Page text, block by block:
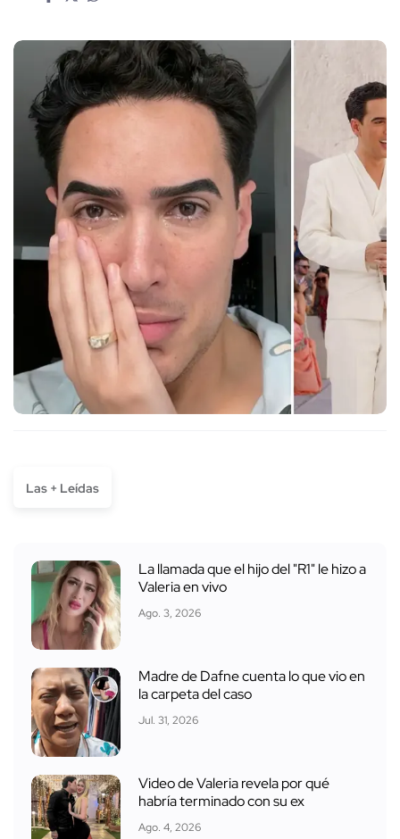
Las + Leídas
La llamada que el hijo del "R1" le hizo a
Valeria en vivo
Ago. 3, 2026
Madre de Dafne cuenta lo que vio en
la carpeta del caso
Jul. 31, 2026
Video de Valeria revela por qué
habría terminado con su ex
Ago. 4, 2026